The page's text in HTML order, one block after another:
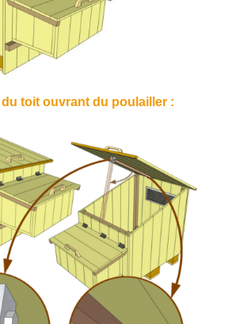
du toit ouvrant du poulailler :